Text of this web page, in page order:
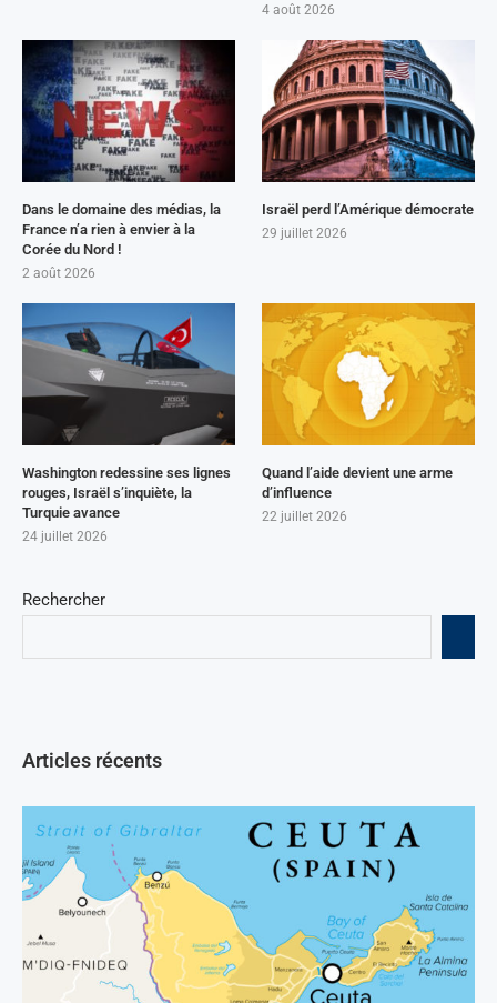
Rechercher
Articles récents
4 août 2026
Dans le domaine des médias, la
France n’a rien à envier à la
Corée du Nord !
2 août 2026
Israël perd l’Amérique démocrate
29 juillet 2026
Washington redessine ses lignes
rouges, Israël s’inquiète, la
Turquie avance
24 juillet 2026
Quand l’aide devient une arme
d’influence
22 juillet 2026